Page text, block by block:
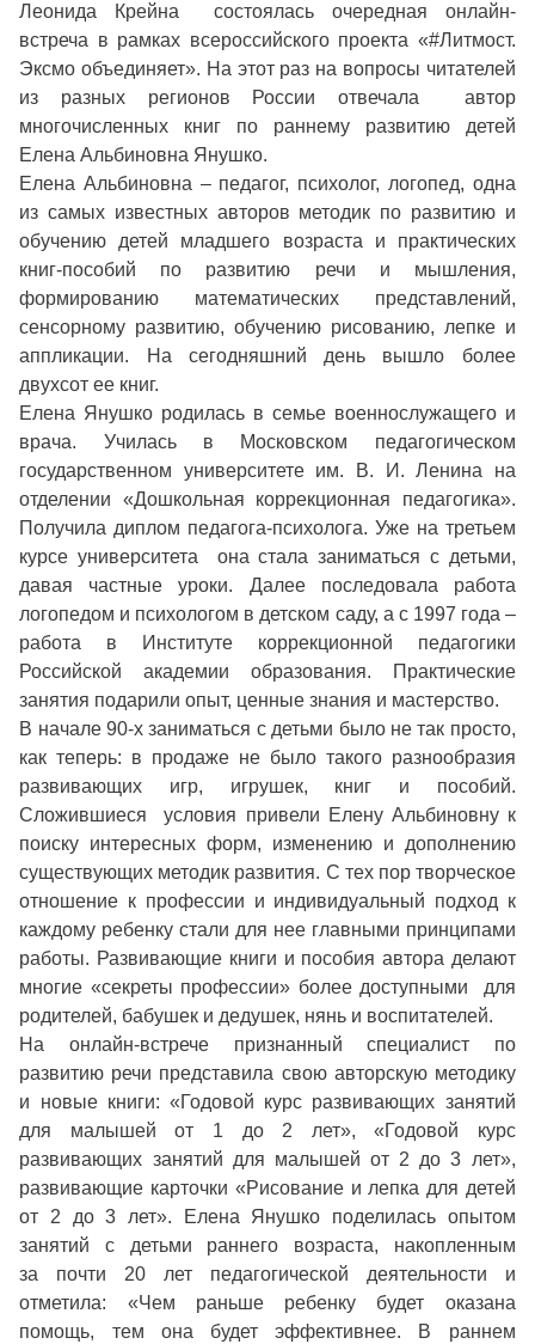
Леонида Крейна состоялась очередная онлайн-
встреча в рамках всероссийского проекта «#Литмост.
Эксмо объединяет». На этот раз на вопросы читателей
из разных регионов России отвечала автор
многочисленных книг по раннему развитию детей
Елена Альбиновна Янушко.
Елена Альбиновна – педагог, психолог, логопед, одна
из самых известных авторов методик по развитию и
обучению детей младшего возраста и практических
книг-пособий по развитию речи и мышления,
формированию математических представлений,
сенсорному развитию, обучению рисованию, лепке и
аппликации. На сегодняшний день вышло более
двухсот ее книг.
Елена Янушко родилась в семье военнослужащего и
врача. Училась в Московском педагогическом
государственном университете им. В. И. Ленина на
отделении «Дошкольная коррекционная педагогика».
Получила диплом педагога-психолога. Уже на третьем
курсе университета она стала заниматься с детьми,
давая частные уроки. Далее последовала работа
логопедом и психологом в детском саду, а с 1997 года –
работа в Институте коррекционной педагогики
Российской академии образования. Практические
занятия подарили опыт, ценные знания и мастерство.
В начале 90-х заниматься с детьми было не так просто,
как теперь: в продаже не было такого разнообразия
развивающих игр, игрушек, книг и пособий.
Сложившиеся условия привели Елену Альбиновну к
поиску интересных форм, изменению и дополнению
существующих методик развития. С тех пор творческое
отношение к профессии и индивидуальный подход к
каждому ребенку стали для нее главными принципами
работы. Развивающие книги и пособия автора делают
многие «секреты профессии» более доступными для
родителей, бабушек и дедушек, нянь и воспитателей.
На онлайн-встрече признанный специалист по
развитию речи представила свою авторскую методику
и новые книги: «Годовой курс развивающих занятий
для малышей от 1 до 2 лет», «Годовой курс
развивающих занятий для малышей от 2 до 3 лет»,
развивающие карточки «Рисование и лепка для детей
от 2 до 3 лет». Елена Янушко поделилась опытом
занятий с детьми раннего возраста, накопленным
за почти 20 лет педагогической деятельности и
отметила: «Чем раньше ребенку будет оказана
помощь, тем она будет эффективнее. В раннем